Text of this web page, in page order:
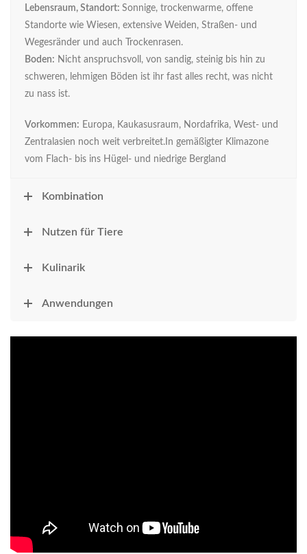
Lebensraum, Standort: Sonnige, trockenwarme, offene
Standorte wie Wiesen, extensive Weiden, Straßen- und
Wegesränder und auch Trockenrasen.
Boden: Nicht anspruchsvoll, von sandig, steinig bis hin zu
schweren, lehmigen Böden ist ihr fast alles recht, was nicht
zu nass ist.
Vorkommen: Europa, Kaukasusraum, Nordafrika, West- und
Zentralasien noch weit verbreitet.In gemäßigter Klimazone
vom Flach- bis ins Hügel- und niedrige Bergland
Kombination
Nutzen für Tiere
Kulinarik
Anwendungen